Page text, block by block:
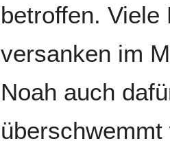
betroffen. Viele
versanken im
Noah auch